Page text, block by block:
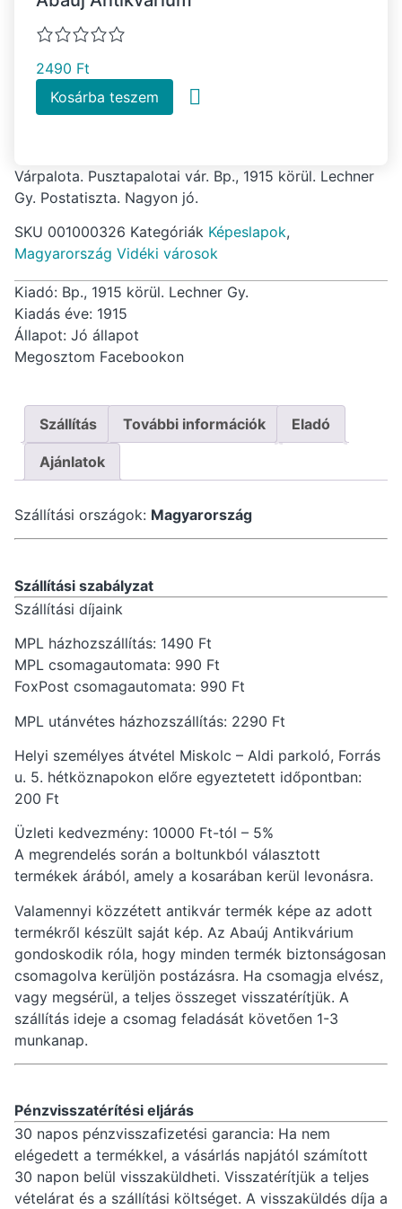
2490 Ft
Kosárba teszem
Várpalota. Pusztapalotai vár. Bp., 1915 körül. Lechner
Gy. Postatiszta. Nagyon jó.
SKU 001000326 Kategóriák Képeslapok,
Magyarország Vidéki városok
Kiadó: Bp., 1915 körül. Lechner Gy.
Kiadás éve: 1915
Állapot: Jó állapot
Megosztom Facebookon
Szállítás További információk Eladó
Ajánlatok
Szállítási országok: Magyarország
Szállítási szabályzat
Szállítási díjaink
MPL házhozszállítás: 1490 Ft
MPL csomagautomata: 990 Ft
FoxPost csomagautomata: 990 Ft
MPL utánvétes házhozszállítás: 2290 Ft
Helyi személyes átvétel Miskolc – Aldi parkoló, Forrás
u. 5. hétköznapokon előre egyeztetett időpontban:
200 Ft
Üzleti kedvezmény: 10000 Ft-tól – 5%
A megrendelés során a boltunkból választott
termékek árából, amely a kosarában kerül levonásra.
Valamennyi közzétett antikvár termék képe az adott
termékről készült saját kép. Az Abaúj Antikvárium
gondoskodik róla, hogy minden termék biztonságosan
csomagolva kerüljön postázásra. Ha csomagja elvész,
vagy megsérül, a teljes összeget visszatérítjük. A
szállítás ideje a csomag feladását követően 1-3
munkanap.
Pénzvisszatérítési eljárás
30 napos pénzvisszafizetési garancia: Ha nem
elégedett a termékkel, a vásárlás napjától számított
30 napon belül visszaküldheti. Visszatérítjük a teljes
vételárat és a szállítási költséget. A visszaküldés díja a